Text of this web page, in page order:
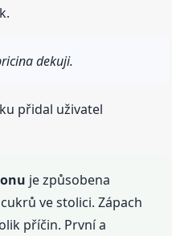
dekuji.
přidal uživatel
je způsobena
ve stolici. Zápach
příčin. První a